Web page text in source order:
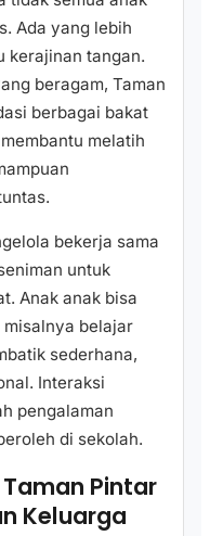
Ada yang lebih
kerajinan tangan.
beragam, Taman
berbagai bakat
melatih
bekerja sama
untuk
Anak anak bisa
belajar
sederhana,
Interaksi
pengalaman
di sekolah.
Pintar
Keluarga